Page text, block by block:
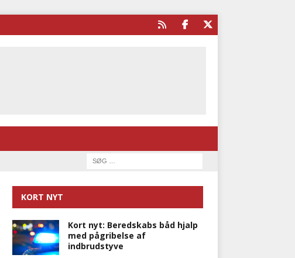
KORT NYT
Kort nyt: Beredskabs båd hjalp
med pågribelse af
indbrudstyve